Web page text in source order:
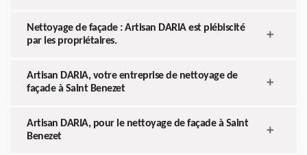
Nettoyage de façade : Artisan DARIA est plébiscité
par les propriétaires.
Artisan DARIA, votre entreprise de nettoyage de
façade à Saint Benezet
Artisan DARIA, pour le nettoyage de façade à Saint
Benezet